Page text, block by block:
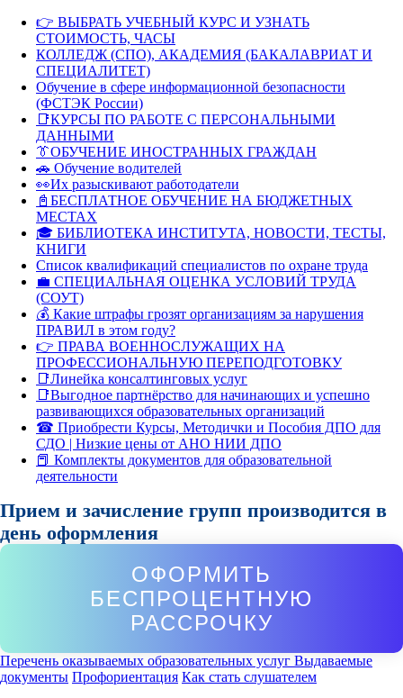
👉 ВЫБРАТЬ УЧЕБНЫЙ КУРС И УЗНАТЬ
СТОИМОСТЬ, ЧАСЫ
КОЛЛЕДЖ (СПО), АКАДЕМИЯ (БАКАЛАВРИАТ И
СПЕЦИАЛИТЕТ)
Обучение в сфере информационной безопасности
(ФСТЭК России)
📑КУРСЫ ПО РАБОТЕ С ПЕРСОНАЛЬНЫМИ
ДАННЫМИ
👔ОБУЧЕНИЕ ИНОСТРАННЫХ ГРАЖДАН
🚗 Обучение водителей
👀Их разыскивают работодатели
📓БЕСПЛАТНОЕ ОБУЧЕНИЕ НА БЮДЖЕТНЫХ
МЕСТАХ
🎓 БИБЛИОТЕКА ИНСТИТУТА, НОВОСТИ, ТЕСТЫ,
КНИГИ
Список квалификаций специалистов по охране труда
💼 СПЕЦИАЛЬНАЯ ОЦЕНКА УСЛОВИЙ ТРУДА
(СОУТ)
💰 Какие штрафы грозят организациям за нарушения
ПРАВИЛ в этом году?
👉 ПРАВА ВОЕННОСЛУЖАЩИХ НА
ПРОФЕССИОНАЛЬНУЮ ПЕРЕПОДГОТОВКУ
📑Линейка консалтинговых услуг
📑Выгодное партнёрство для начинающих и успешно
развивающихся образовательных организаций
☎ Приобрести Курсы, Методички и Пособия ДПО для
СДО | Низкие цены от АНО НИИ ДПО
📕 Комплекты документов для образовательной
деятельности
Прием и зачисление групп производится в
день оформления
ОФОРМИТЬ
БЕСПРОЦЕНТНУЮ
РАССРОЧКУ
Перечень оказываемых образовательных услуг Выдаваемые
документы Профориентация Как стать слушателем